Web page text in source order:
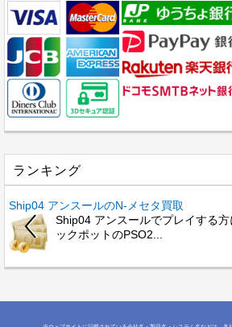
ランキング
Ship04 アンスールのN-メセタ買取
Ship04 アンスールでプレイする
ックポットのPSO2...